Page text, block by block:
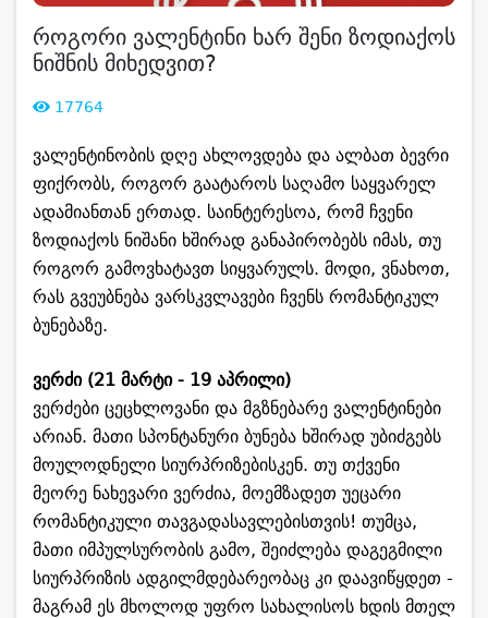
როგორი ვალენტინი ხარ შენი ზოდიაქოს
ნიშნის მიხედვით?
17764
ვალენტინობის დღე ახლოვდება და ალბათ ბევრი
ფიქრობს, როგორ გაატაროს საღამო საყვარელ
ადამიანთან ერთად. საინტერესოა, რომ ჩვენი
ზოდიაქოს ნიშანი ხშირად განაპირობებს იმას, თუ
როგორ გამოვხატავთ სიყვარულს. მოდი, ვნახოთ,
რას გვეუბნება ვარსკვლავები ჩვენს რომანტიკულ
ბუნებაზე.
ვერძი (21 მარტი - 19 აპრილი)
ვერძები ცეცხლოვანი და მგზნებარე ვალენტინები
არიან. მათი სპონტანური ბუნება ხშირად უბიძგებს
მოულოდნელი სიურპრიზებისკენ. თუ თქვენი
მეორე ნახევარი ვერძია, მოემზადეთ უეცარი
რომანტიკული თავგადასავლებისთვის! თუმცა,
მათი იმპულსურობის გამო, შეიძლება დაგეგმილი
სიურპრიზის ადგილმდებარეობაც კი დაავიწყდეთ -
მაგრამ ეს მხოლოდ უფრო სახალისოს ხდის მთელ